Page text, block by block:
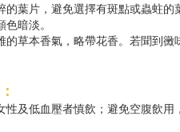
葉片，避免選擇有斑點或蟲蛀的
暗淡。
草本香氣，略帶花香。若聞到黴
及低血壓者慎飲；避免空腹飲用